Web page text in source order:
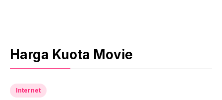
Harga Kuota Movie
Internet